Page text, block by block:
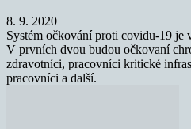
8. 9. 2020
Systém očkování proti covidu-19 je
V prvních dvou budou očkovaní
zdravotníci, pracovníci kritické
pracovníci a další.